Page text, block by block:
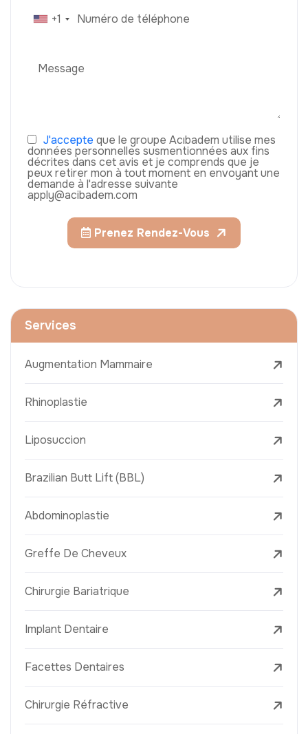
+1
J'accepte que le groupe Acıbadem utilise mes
données personnelles susmentionnées aux fins
décrites dans cet avis et je comprends que je
peux retirer mon à tout moment en envoyant une
demande à l'adresse suivante
apply@acibadem.com
Prenez Rendez-Vous
Services
Augmentation Mammaire
Rhinoplastie
Liposuccion
Brazilian Butt Lift (BBL)
Abdominoplastie
Greffe De Cheveux
Chirurgie Bariatrique
Implant Dentaire
Facettes Dentaires
Chirurgie Réfractive